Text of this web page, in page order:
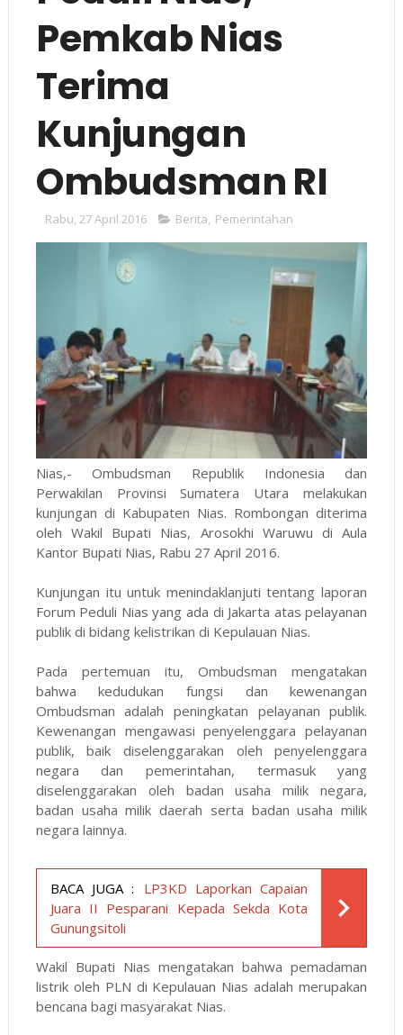
Pemkab Nias
Terima
Kunjungan
Ombudsman RI
Rabu, 27 April 2016 Berita, Pemerintahan
Nias,- Ombudsman Republik Indonesia dan
Perwakilan Provinsi Sumatera Utara melakukan
kunjungan di Kabupaten Nias. Rombongan diterima
oleh Wakil Bupati Nias, Arosokhi Waruwu di Aula
Kantor Bupati Nias, Rabu 27 April 2016.
Kunjungan itu untuk menindaklanjuti tentang laporan
Forum Peduli Nias yang ada di Jakarta atas pelayanan
publik di bidang kelistrikan di Kepulauan Nias.
Pada pertemuan itu, Ombudsman mengatakan
bahwa kedudukan fungsi dan kewenangan
Ombudsman adalah peningkatan pelayanan publik.
Kewenangan mengawasi penyelenggara pelayanan
publik, baik diselenggarakan oleh penyelenggara
negara dan pemerintahan, termasuk yang
diselenggarakan oleh badan usaha milik negara,
badan usaha milik daerah serta badan usaha milik
negara lainnya.
BACA JUGA :
LP3KD Laporkan Capaian
Juara II Pesparani Kepada Sekda Kota
Gunungsitoli
Wakil Bupati Nias mengatakan bahwa pemadaman
listrik oleh PLN di Kepulauan Nias adalah merupakan
bencana bagi masyarakat Nias.